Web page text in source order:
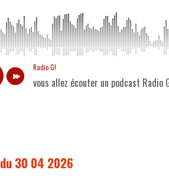
Radio G!
vous allez écouter un podcast
30 04 2026